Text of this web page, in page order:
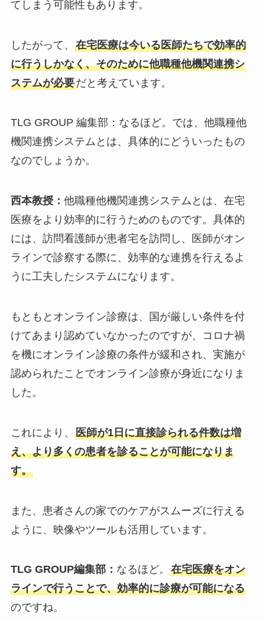
てしまう可能性もあります。
したがって、 在宅医療は今いる医師たちで効率的
に行うしかなく、そのために他職種他機関連携シ
ステムが必要だと考えています。
TLG GROUP 編集部：なるほど。では、他職種他
機関連携システムとは、具体的にどういったもの
なのでしょうか。
西本教授： 他職種他機関連携システムとは、在宅
医療をより効率的に行うためのものです。具体的
には、訪問看護師が患者宅を訪問し、医師がオン
ラインで診察する際に、効率的な連携を行えるよ
うに工夫したシステムになります。
もともとオンライン診療は、国が厳しい条件を付
けてあまり認めていなかったのですが、コロナ禍
を機にオンライン診療の条件が緩和され、実施が
認められたことでオンライン診療が身近になりま
した。
これにより、 医師が1日に直接診られる件数は増
え、より多くの患者を診ることが可能になりま
す。
また、患者さんの家でのケアがスムーズに行える
ように、映像やツールも活用しています。
TLG GROUP編集部： なるほど。 在宅医療をオン
ラインで行うことで、効率的に診療が可能になる
のですね。